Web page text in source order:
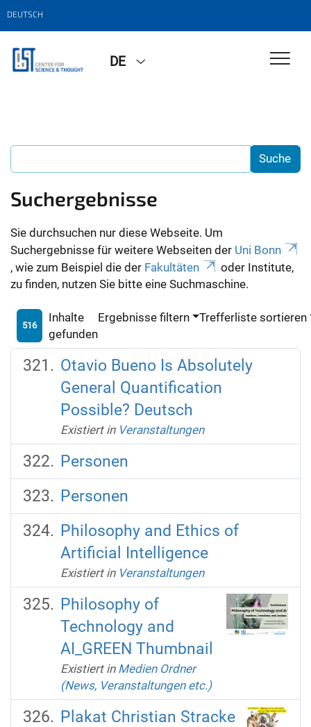
DEUTSCH
DE
Suchergebnisse
Sie durchsuchen nur diese Webseite. Um
Suchergebnisse für weitere Webseiten der Uni Bonn
, wie zum Beispiel die der Fakultäten
oder Institute,
zu finden, nutzen Sie bitte eine Suchmaschine.
516
Inhalte
gefunden
Ergebnisse filtern Trefferliste sortieren
Otavio Bueno Is Absolutely
General Quantification
Possible? Deutsch
Existiert in Veranstaltungen
Personen
Personen
Philosophy and Ethics of
Artificial Intelligence
Existiert in Veranstaltungen
Philosophy of
Technology and
AI_GREEN Thumbnail
Existiert in Medien Ordner
(News, Veranstaltungen etc.)
Plakat Christian Stracke